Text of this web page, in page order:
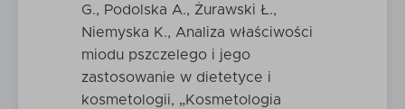
G., Podolska A., Żurawski Ł.,
Niemyska K., Analiza właściwości
miodu pszczelego i jego
zastosowanie w dietetyce i
kosmetologii, „Kosmetologia